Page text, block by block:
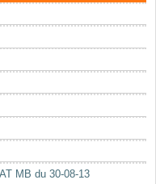
MB du 30-08-13